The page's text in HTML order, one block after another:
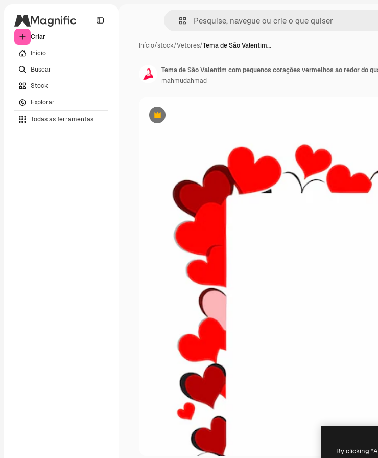
Criar
Início
Buscar
Stock
Explorar
Todas as ferramentas
Início/stock/Vetores/Tema de São Valentim…
Premium
Tema de São Valentim com pequenos corações vermelhos ao redor do
mahmudahmad
By clicking